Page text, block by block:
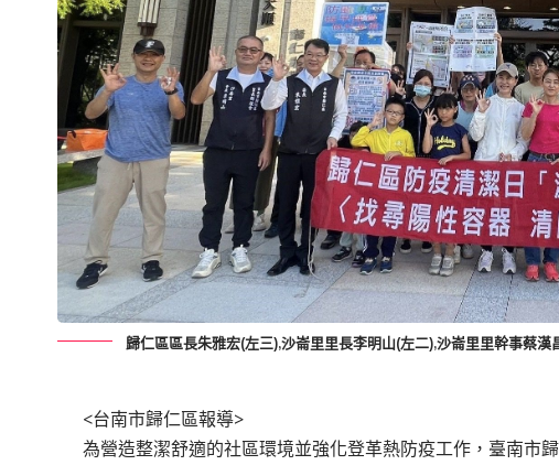
歸仁區區長朱雅宏(左三),沙崙里里長李明山(左二),沙崙里里幹事蔡
<台南市歸仁區報導>
為營造整潔舒適的社區環境並強化登革熱防疫工作，臺南市